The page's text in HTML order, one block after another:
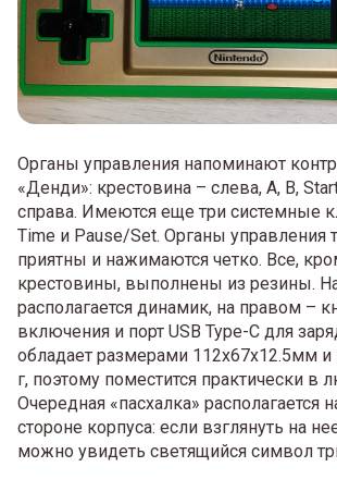
Органы управления напоминают
«Денди»: крестовина – слева, A, B,
справа. Имеются еще три системные
Time и Pause/Set. Органы управления
приятны и нажимаются четко. Все,
крестовины, выполнены из резины.
располагается динамик, на правом –
включения и порт USB Type-C для
обладает размерами 112x67x12.5мм и
г, поэтому поместится практически в
Очередная «пасхалка» располагается
стороне корпуса: если взглянуть на
можно увидеть светящийся символ